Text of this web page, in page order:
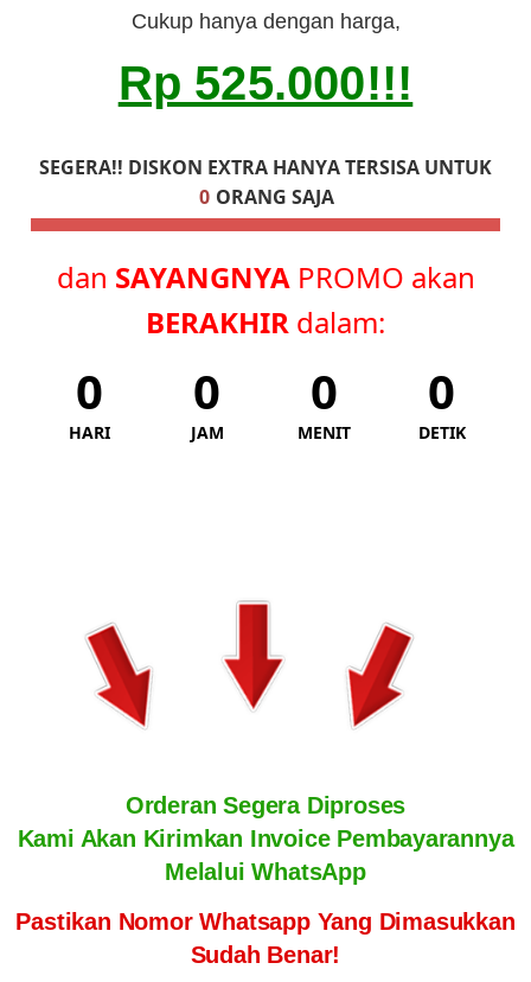
Cukup hanya dengan harga,
Rp 525.000!!!
SEGERA!! DISKON EXTRA HANYA TERSISA UNTUK
0 ORANG SAJA
dan SAYANGNYA PROMO akan
BERAKHIR dalam:
0
HARI
0
JAM
0
MENIT
0
DETIK
Orderan Segera Diproses
Kami Akan Kirimkan Invoice Pembayarannya
Melalui WhatsApp
Pastikan Nomor Whatsapp Yang Dimasukkan
Sudah Benar!